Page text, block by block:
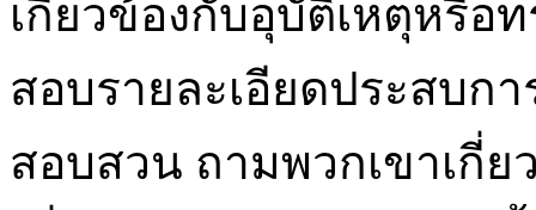
เกี่ยวข้องกับอุบัติเหตุหรือ
สอบรายละเอียดประสบ
สอบสวน ถามพวกเขาเกี่